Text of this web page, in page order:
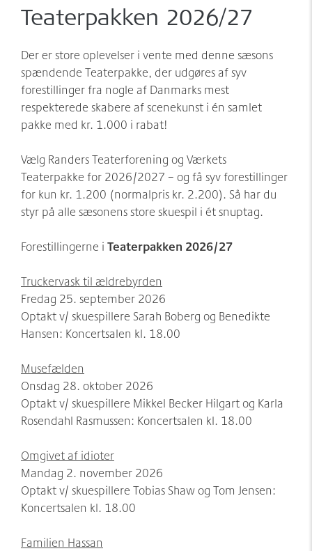
Sponsorer
Kontakt
Møder/konferencer/fester
Historien om Værket
Værkets scener og sale
Spillestedet Turbinen
Følg os
Teaterpakken 2026/27
Der er store oplevelser i vente med denne sæsons
spændende Teaterpakke, der udgøres af syv
forestillinger fra nogle af Danmarks mest
respekterede skabere af scenekunst i én samlet
pakke med kr. 1.000 i rabat!
Vælg Randers Teaterforening og Værkets
Teaterpakke for 2026/2027 – og få syv forestillinger
for kun kr. 1.200 (normalpris kr. 2.200). Så har du
styr på alle sæsonens store skuespil i ét snuptag.
Forestillingerne i Teaterpakken 2026/27
Truckervask til ældrebyrden
Fredag 25. september 2026
Optakt v/ skuespillere Sarah Boberg og Benedikte
Hansen: Koncertsalen kl. 18.00
Musefælden
Onsdag 28. oktober 2026
Optakt v/ skuespillere Mikkel Becker Hilgart og Karla
Rosendahl Rasmussen: Koncertsalen kl. 18.00
Omgivet af idioter
Mandag 2. november 2026
Optakt v/ skuespillere Tobias Shaw og Tom Jensen:
Koncertsalen kl. 18.00
Familien Hassan